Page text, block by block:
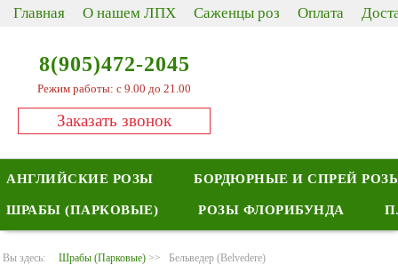
Главная О нашем ЛПХ Саженцы роз Оплата
8(905)472-2045
Режим работы: с 9.00 до 21.00
Заказать звонок
АНГЛИЙСКИЕ РОЗЫ БОРДЮРНЫЕ И СПРЕЙ
ШРАБЫ (ПАРКОВЫЕ) РОЗЫ ФЛОРИБУНДА
Вы здесь: Шрабы (Парковые) >> Бельведер (Belvedere)